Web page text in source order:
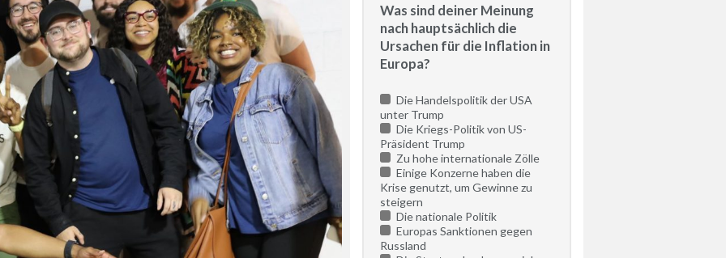
Was sind deiner Meinung
nach hauptsächlich die
Ursachen für die Inflation in
Europa?
Die Handelspolitik der USA
unter Trump
Die Kriegs-Politik von US-
Präsident Trump
Zu hohe internationale Zölle
Einige Konzerne haben die
Krise genutzt, um Gewinne zu
steigern
Die nationale Politik
Europas Sanktionen gegen
Russland